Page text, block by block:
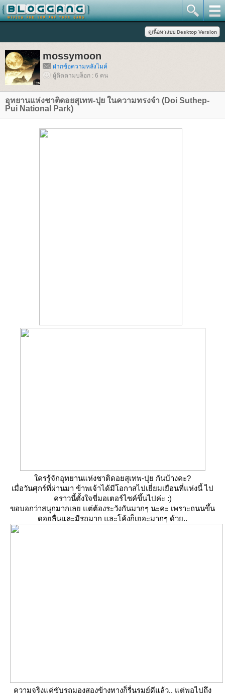
mossymoon
ฝากข้อความหลังไมค์
ผู้ติดตามบล็อก : 6 คน
อุทยานแห่งชาติดอยสุเทพ-ปุย ในความทรงจำ (Doi Suthep-
Pui National Park)
ครรู้จักอุทยานแห่งชาติดอยสุเทพ-ปุย กันบ้างคะ?
เมื่อวันศุกร์ที่ผ่านมา ข้าพเจ้าได้มีโอกาสไปเยี่ยมเยือนที่แห่งนี้ ไป
คราวนี้ตั้งใจขี่มอเตอร์ไซค์ขึ้นไปค่ะ :)
ขอบอกว่าสนุกมากเลย แต่ต้องระวังกันมากๆ นะคะ เพราะถนนขึ้น
ดอยลื่นและมีรถมาก และโค้งก็เยอะมากๆ ด้วย..
ความจริงแค่ขับรถมองสองข้างทางก็รื่นรมย์ดีแล้ว.. แต่พอไปถึง